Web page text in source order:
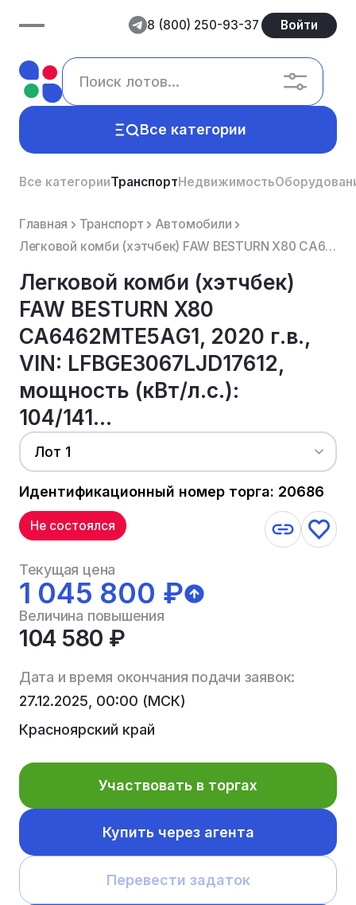
8 (800) 250-93-37 Войти
Все категории
Все категорииТранспортНедвижимость
Главная Транспорт
Автомобили
Легковой комби (хэтчбек) FAW BESTURN X80 СА6462МТЕ5АG1, 2020 г.в., VIN: LFBGE3067LJD17612, мощность...
Легковой комби (хэтчбек)
FAW BESTURN X80
СА6462МТЕ5АG1, 2020 г.в.,
VIN: LFBGE3067LJD17612,
мощность (кВт/л.с.):
104/141...
Лот 1
Идентификационный номер торга: 20686
Не состоялся
Текущая цена
1 045 800 ₽
Величина повышения
104 580 ₽
Дата и время окончания подачи заявок:
27.12.2025, 00:00 (МСК)
Красноярский край
Участвовать в торгах
Купить через агента
Перевести задаток